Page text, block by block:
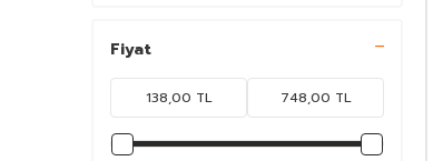
Ahmet Hikmet Müftüoğlu(43)
Ahmet Mahmut Ünlü
Fiyat